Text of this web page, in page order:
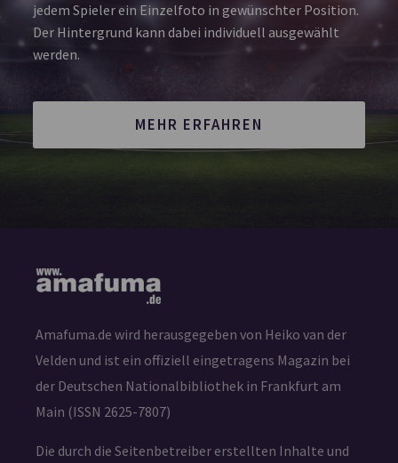
jedem Spieler ein Einzelfoto in gewünschter Position.
Der Hintergrund kann dabei individuell ausgewählt
werden.
MEHR ERFAHREN
Amafuma.de wird herausgegeben von Heiko van der
Velden und ist ein offiziell eingetragens Magazin bei
der Deutschen Nationalbibliothek in Frankfurt am
Main (ISSN 2625-7807)
Die durch die Seitenbetreiber erstellten Inhalte und